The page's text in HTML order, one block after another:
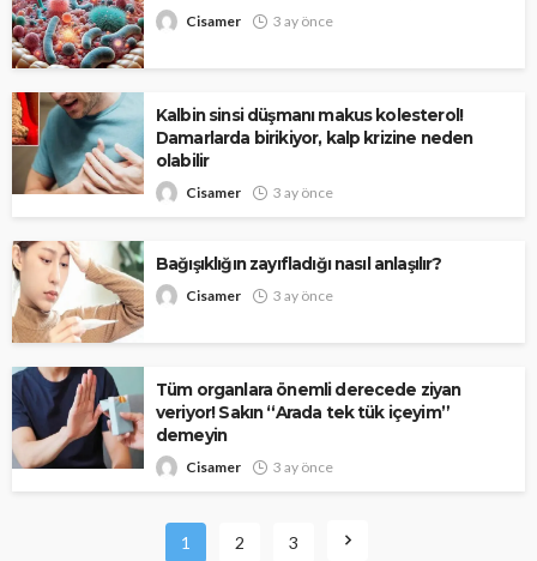
Cisamer 3 ay önce
Kalbin sinsi düşmanı makus kolesterol!
Damarlarda birikiyor, kalp krizine neden
olabilir
Cisamer 3 ay önce
Bağışıklığın zayıfladığı nasıl anlaşılır?
Cisamer 3 ay önce
Tüm organlara önemli derecede ziyan
veriyor! Sakın “Arada tek tük içeyim”
demeyin
Cisamer 3 ay önce
1 2 3